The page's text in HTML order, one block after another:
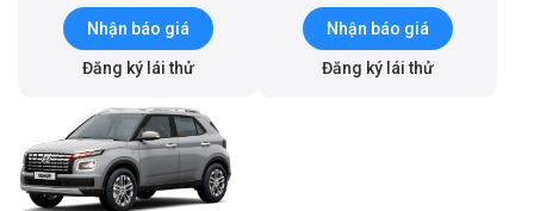
Nhận báo giá
Đăng ký lái thử
Nhận báo giá
Đăng ký lái thử